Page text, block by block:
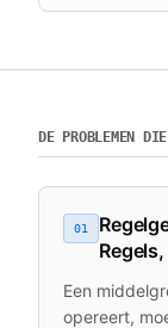
DE PROBLEMEN
01
Een
opereert,